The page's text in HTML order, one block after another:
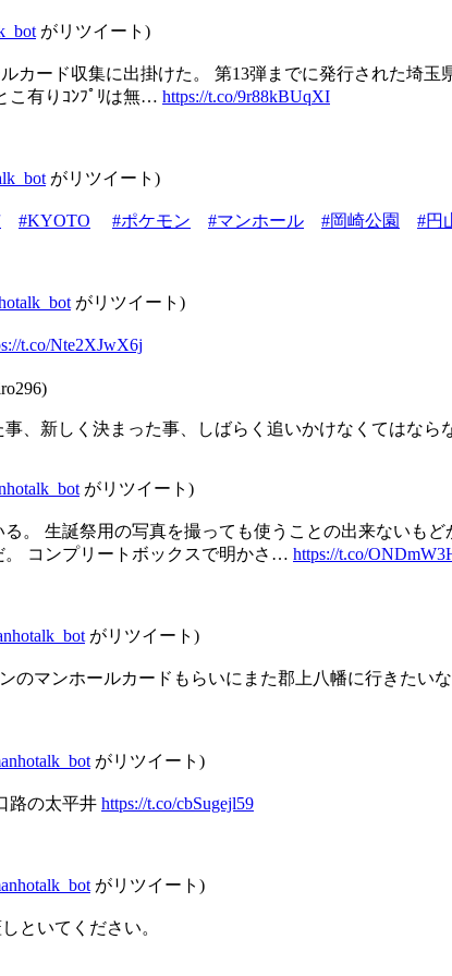
がリツイート)
カード収集に出掛けた。 第13弾までに発行された埼
こ有りｺﾝﾌﾟﾘは無… https://t.co/9r88kBUqXI
がリツイート)
#KYOTO #ポケモン #マンホール #岡崎公園 #円
がリツイート)
t.co/Nte2XJwX6j
、新しく決まった事、しばらく追いかけなくてはなら
がリツイート)
。 生誕祭用の写真を撮っても使うことの出来ないも
。 コンプリートボックスで明かさ… https://t.co/
がリツイート)
のマンホールカードもらいにまた郡上八幡に行きた
がリツイート)
路の太平井 https://t.co/cbSugejl59
がリツイート)
といてください。